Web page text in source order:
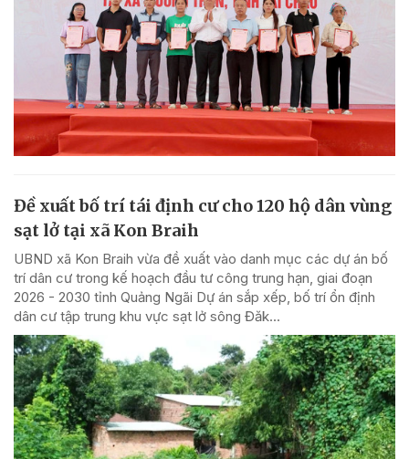
Đề xuất bố trí tái định cư cho 120 hộ dân vùng
sạt lở tại xã Kon Braih
UBND xã Kon Braih vừa đề xuất vào danh mục các dự án bố
trí dân cư trong kế hoạch đầu tư công trung hạn, giai đoạn
2026 - 2030 tỉnh Quảng Ngãi Dự án sắp xếp, bố trí ổn định
dân cư tập trung khu vực sạt lở sông Đăk...